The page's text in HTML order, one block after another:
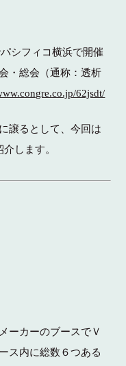
シフィコ横浜で開催
・総会（通称：透析
62jsdt/
譲るとして、今回は
します。
ーカーのブースでＶ
ス内に総数６つある